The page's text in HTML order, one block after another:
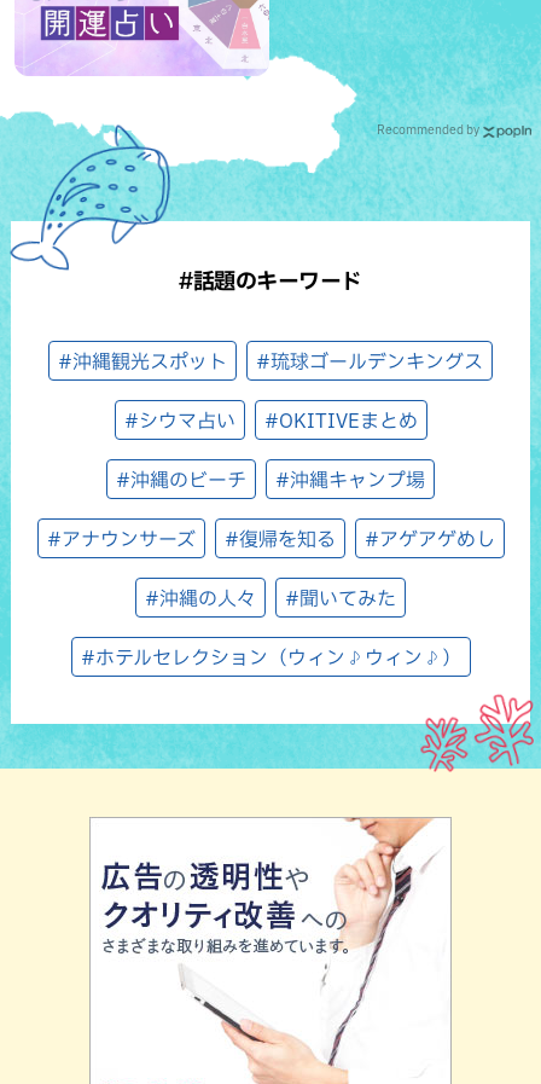
Recommended by
#話題のキーワード
#沖縄観光スポット #琉球ゴールデンキングス
#シウマ占い #OKITIVEまとめ
#沖縄のビーチ #沖縄キャンプ場
#アナウンサーズ #復帰を知る #アゲアゲめし
#沖縄の人々 #聞いてみた
#ホテルセレクション（ウィン♪ウィン♪）